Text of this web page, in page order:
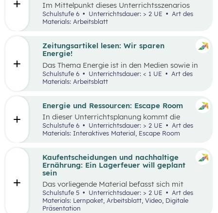
Energie und Ressourcen: Escape Room
In dieser Unterrichtsplanung kommt die
Methode „Escape Room“ zum Einsatz. Ziel ist
es, Inhalte des Kompetenzbereichs
„Nachhaltiger Umgang mit Energie und
durch Kooperation bei der Teamarbeit
zwischenmenschliche Kompetenzen zu stärken
und sogenannte 21
stCentury Skills zu schulen.
Schulstufe 6 Unterrichtsdauer: > 2 UE
Materials: Interaktives Material, Escape Room
Im Mittelpunkt dieses Unterrichtsszenarios
steht ein sprachsensibel aufbereiteter Text zum
Thema verantwortungsvoller Umgang mit
„Wohin?“ gestellt und die Konzepte „lineares
Wirtschaften” und „Kreislaufwirtschaft”
erarbeitet.
Schulstufe 6 Unterrichtsdauer: > 2 UE
Art des
Materials: Arbeitsblatt
Kaufentscheidungen und nachhaltige
Ernährung: Ein Lagerfeuer will geplant
sein
Das vorliegende Material befasst sich mit
Kaufentscheidungen, der Herkunft von
Lebensmitteln, dem Bewusstsein für eine
nachhaltige Ernährung sowie mit dem Umgang
Schulstufe 5 Unterrichtsdauer: > 2 UE
Art des
Materials: Lernpaket, Arbeitsblatt, Video, Digitale
Präsentation
Zeitungsartikel lesen: Wir sparen
Energie!
Das Thema Energie ist in den Medien sowie in
täglichen Gesprächen allgegenwärtig. Dabei
wird oft von hohem Energieverbrauch, von
Energie sind seit dem Ukrainekrieg ein
omnipräsentes Thema.
Schulstufe 6 Unterrichtsdauer: < 1 UE
Materials: Arbeitsblatt